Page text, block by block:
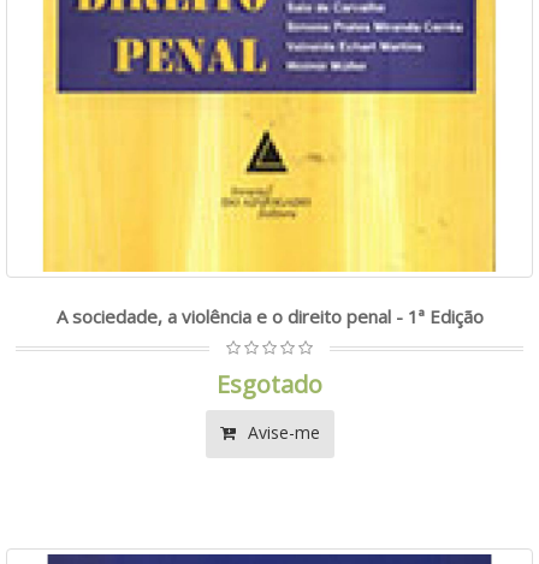
A sociedade, a violência e o direito penal - 1ª Edição
Esgotado
Avise-me